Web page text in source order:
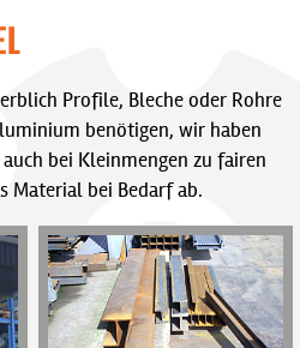
Profile, Bleche oder Rohre
benötigen, wir haben
bei Kleinmengen zu fairen
Material bei Bedarf ab.